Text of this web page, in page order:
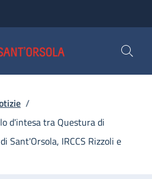
/
d'intesa tra Questura di
Sant'Orsola, IRCCS Rizzoli e